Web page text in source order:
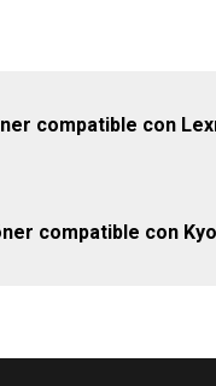
compatible con
compatible con